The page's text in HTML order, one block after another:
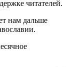
читателей.
нам дальше
.